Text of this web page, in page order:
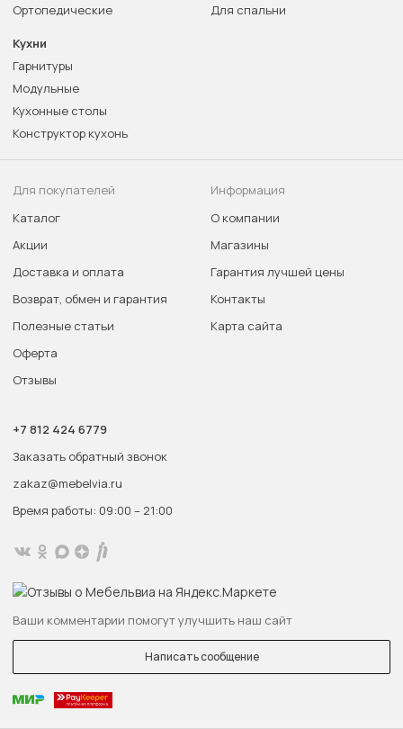
Ортопедические
Для спальни
Кухни
Гарнитуры
Модульные
Кухонные столы
Конструктор кухонь
Для покупателей
Каталог
Акции
Доставка и оплата
Возврат, обмен и гарантия
Полезные статьи
Оферта
Отзывы
Информация
О компании
Магазины
Гарантия лучшей цены
Контакты
Карта сайта
+7 812 424 6779
Заказать обратный звонок
zakaz@mebelvia.ru
Время работы: 09:00 – 21:00
Ваши комментарии помогут улучшить наш сайт
Написать сообщение